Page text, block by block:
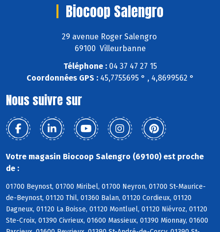
Biocoop Salengro
29 avenue Roger Salengro
69100 Villeurbanne
Téléphone :04 37 47 27 15
Coordonnées GPS :45,7755695 ° , 4,8699562 °
Nous suivre sur
Votre magasin Biocoop Salengro (69100) est proche
de :
01700 Beynost, 01700 Miribel, 01700 Neyron, 01700 St-Maurice-
de-Beynost, 01120 Thil, 01360 Balan, 01120 Cordieux, 01120
Dagneux, 01120 La Boisse, 01120 Montluel, 01120 Niévroz, 01120
Ste-Croix, 01390 Civrieux, 01600 Massieux, 01390 Mionnay, 01600